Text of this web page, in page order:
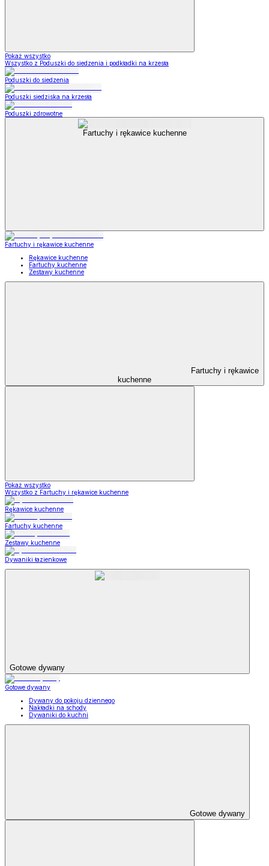
Pokaż wszystko
Wszystko z Poduszki do siedzenia i podkładki na krzesła
Poduszki do siedzenia
Poduszki siedziska na krzesła
Poduszki zdrowotne
Fartuchy i rękawice kuchenne
Fartuchy i rękawice kuchenne
Rękawice kuchenne
Fartuchy kuchenne
Zestawy kuchenne
Fartuchy i rękawice
kuchenne
Pokaż wszystko
Wszystko z Fartuchy i rękawice kuchenne
Rękawice kuchenne
Fartuchy kuchenne
Zestawy kuchenne
Dywaniki łazienkowe
Gotowe dywany
Gotowe dywany
Dywany do pokoju dziennego
Nakładki na schody
Dywaniki do kuchni
Gotowe dywany